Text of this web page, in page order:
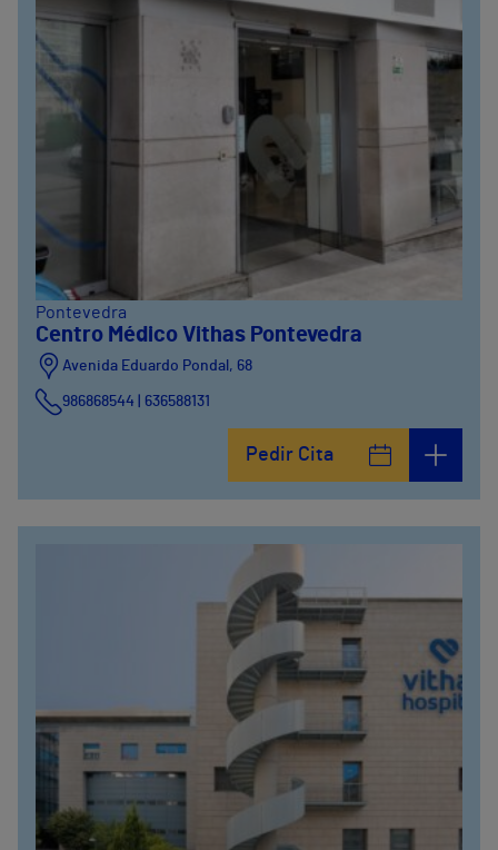
Pontevedra
Centro Médico Vithas Pontevedra
Avenida Eduardo Pondal, 68
986868544 | 636588131
Pedir Cita